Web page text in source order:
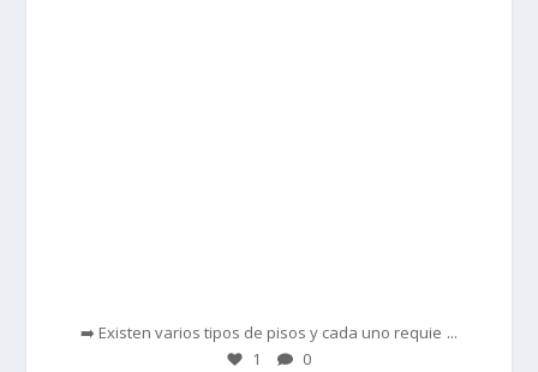
➡️ Existen varios tipos de pisos y cada uno requie ...
1 0